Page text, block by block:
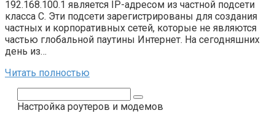
192.168.100.1 является IP-адресом из частной подсети
класса C. Эти подсети зарегистрированы для создания
частных и корпоративных сетей, которые не являются
частью глобальной паутины Интернет. На сегодняшних
день из…
Читать полностью
Настройка роутеров и модемов